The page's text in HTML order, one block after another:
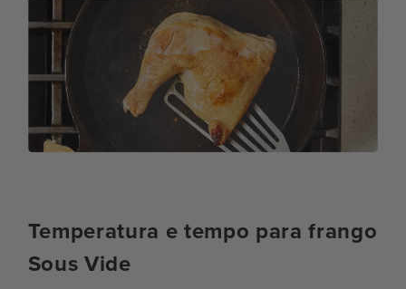
Temperatura e tempo para frango
Sous Vide